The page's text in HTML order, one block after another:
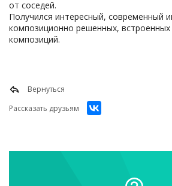
от соседей.
Получился интересный, современный
композиционно решенных,
композиций.
Вернуться
Рассказать друзьям